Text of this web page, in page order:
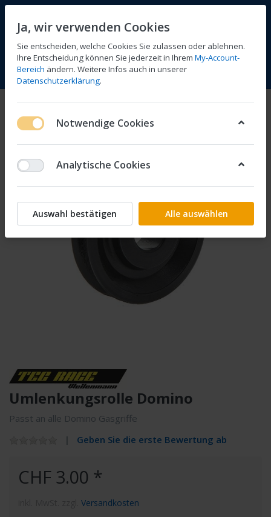
Menü Anmelden Vergleichen Wunschliste
Umlenkungsrolle Domino
Passt an alle Domino Gasgriffe
Geben Sie die erste Bewertung ab
CHF 3.00 *
Versandkosten
Ja, wir verwenden Cookies
Sie entscheiden, welche Cookies Sie zulassen oder ablehnen.
Ihre Entscheidung können Sie jederzeit in Ihrem My-Account-
Bereich ändern. Weitere Infos auch in unserer
Datenschutzerklärung.
Notwendige Cookies
Analytische Cookies
Auswahl bestätigen Alle auswählen